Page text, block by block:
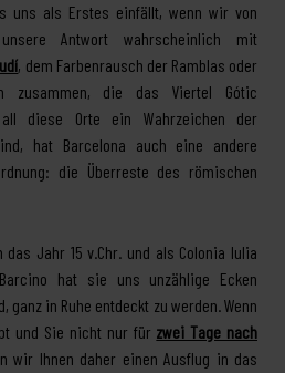
uns als Erstes einfällt, wenn wir von
Antwort wahrscheinlich mit
, dem Farbenrausch der Ramblas oder
zusammen, die das Viertel Gótic
diese Orte ein Wahrzeichen der
hat Barcelona auch eine andere
die Überreste des römischen
Jahr 15 v.Chr. und als Colonia Iulia
hat sie uns unzählige Ecken
in Ruhe entdeckt zu werden. Wenn
und Sie nicht nur für zwei Tage nach
wir Ihnen daher einen Ausflug in das